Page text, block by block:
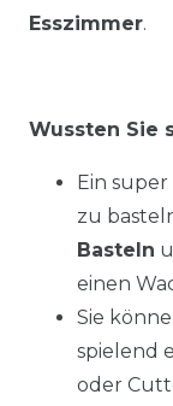
Esszimmer.
Wussten Sie
Ein super
zu
Basteln
einen
Sie
spielend
oder